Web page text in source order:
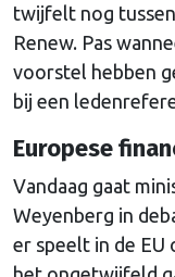
twijfelt nog
Renew. Pas
voorstel hebben
bij een
Europese
Vandaag gaat
Weyenberg in
er speelt in de EU